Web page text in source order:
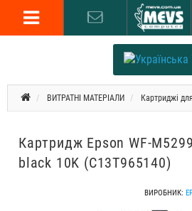
ВИТРАТНІ МАТЕРІАЛИ Картриджі
Картридж Epson WF-
black 10K (C13T965140)
ВИРОБНИК: